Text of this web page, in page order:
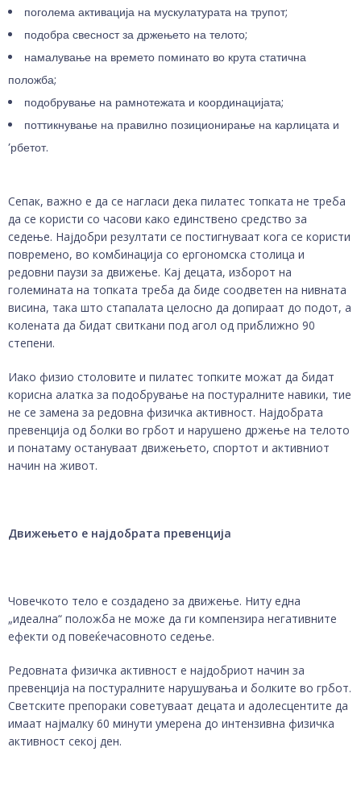
поголема активација на мускулатурата на трупот;
подобра свесност за држењето на телото;
намалување на времето поминато во крута статична
положба;
подобрување на рамнотежата и координацијата;
поттикнување на правилно позиционирање на карлицата и
’рбетот.
Сепак, важно е да се нагласи дека пилатес топката не треба
да се користи со часови како единствено средство за
седење. Најдобри резултати се постигнуваат кога се користи
повремено, во комбинација со ергономска столица и
редовни паузи за движење. Кај децата, изборот на
големината на топката треба да биде соодветен на нивната
висина, така што стапалата целосно да допираат до подот, а
колената да бидат свиткани под агол од приближно 90
степени.
Иако физио столовите и пилатес топките можат да бидат
корисна алатка за подобрување на постуралните навики, тие
не се замена за редовна физичка активност. Најдобрата
превенција од болки во грбот и нарушено држење на телото
и понатаму остануваат движењето, спортот и активниот
начин на живот.
Движењето е најдобрата превенција
Човечкото тело е создадено за движење. Ниту една
„идеална“ положба не може да ги компензира негативните
ефекти од повеќечасовното седење.
Редовната физичка активност е најдобриот начин за
превенција на постуралните нарушувања и болките во грбот.
Светските препораки советуваат децата и адолесцентите да
имаат најмалку 60 минути умерена до интензивна физичка
активност секој ден.